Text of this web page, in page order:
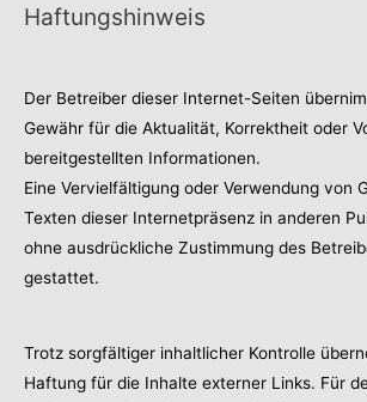
Haftungshinweis
Der Betreiber dieser Internet-Seiten
Gewähr für die Aktualität, Korrektheit oder
bereitgestellten Informationen.
Eine Vervielfältigung oder Verwendung von
Texten dieser Internetpräsenz in anderen
ohne ausdrückliche Zustimmung des
gestattet.
Trotz sorgfältiger inhaltlicher Kontrolle
Haftung für die Inhalte externer Links. Für